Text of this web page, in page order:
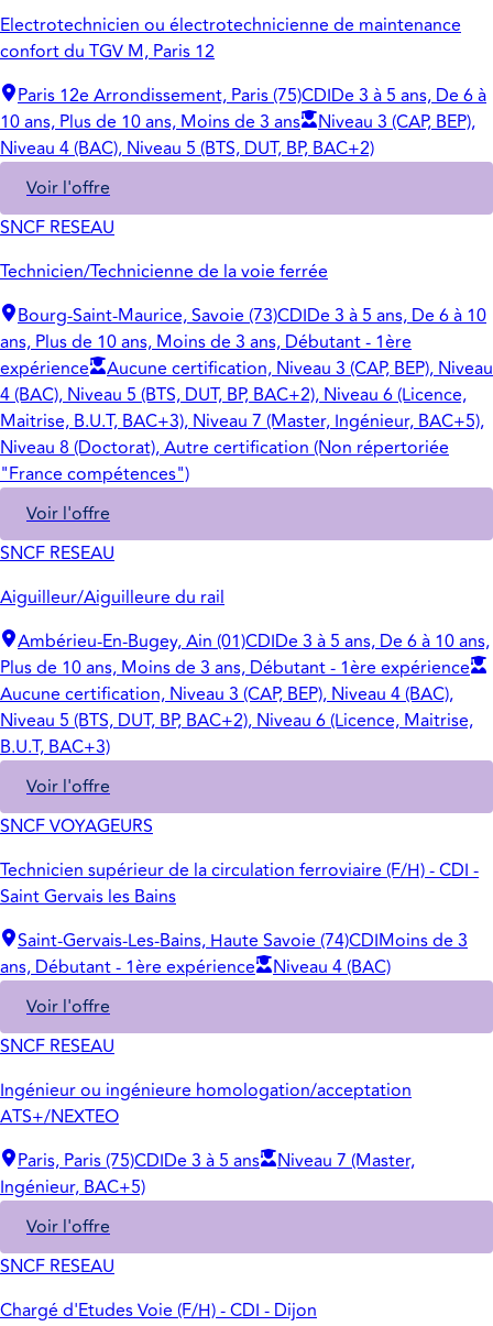
Electrotechnicien ou électrotechnicienne de maintenance
confort du TGV M, Paris 12
Paris 12e Arrondissement, Paris (75)CDIDe 3 à 5 ans, De 6 à
10 ans, Plus de 10 ans, Moins de 3 ans
Niveau 3 (CAP, BEP),
Niveau 4 (BAC), Niveau 5 (BTS, DUT, BP, BAC+2)
Voir l'offre
SNCF RESEAU
Technicien/Technicienne de la voie ferrée
Bourg-Saint-Maurice, Savoie (73)CDIDe 3 à 5 ans, De 6 à 10
ans, Plus de 10 ans, Moins de 3 ans, Débutant - 1ère
expérience
Aucune certification, Niveau 3 (CAP, BEP), Niveau
4 (BAC), Niveau 5 (BTS, DUT, BP, BAC+2), Niveau 6 (Licence,
Maitrise, B.U.T, BAC+3), Niveau 7 (Master, Ingénieur, BAC+5),
Niveau 8 (Doctorat), Autre certification (Non répertoriée
"France compétences")
Voir l'offre
SNCF RESEAU
Aiguilleur/Aiguilleure du rail
Ambérieu-En-Bugey, Ain (01)CDIDe 3 à 5 ans, De 6 à 10 ans,
Plus de 10 ans, Moins de 3 ans, Débutant - 1ère expérience
Aucune certification, Niveau 3 (CAP, BEP), Niveau 4 (BAC),
Niveau 5 (BTS, DUT, BP, BAC+2), Niveau 6 (Licence, Maitrise,
B.U.T, BAC+3)
Voir l'offre
SNCF VOYAGEURS
Technicien supérieur de la circulation ferroviaire (F/H) - CDI -
Saint Gervais les Bains
Saint-Gervais-Les-Bains, Haute Savoie (74)CDIMoins de 3
ans, Débutant - 1ère expérience
Niveau 4 (BAC)
Voir l'offre
SNCF RESEAU
Ingénieur ou ingénieure homologation/acceptation
ATS+/NEXTEO
Paris, Paris (75)CDIDe 3 à 5 ans
Niveau 7 (Master,
Ingénieur, BAC+5)
Voir l'offre
SNCF RESEAU
Chargé d'Etudes Voie (F/H) - CDI - Dijon